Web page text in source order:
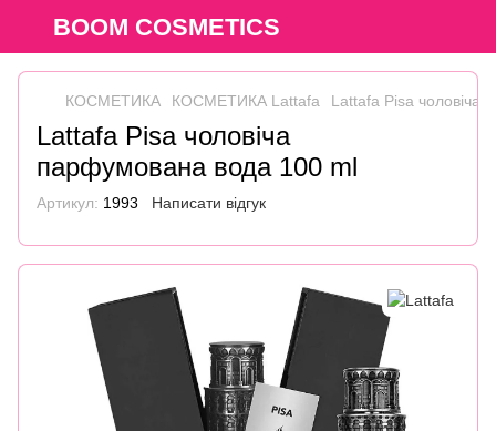
BOOM COSMETICS
КОСМЕТИКА КОСМЕТИКА Lattafa Lattafa Pisa чоловіча
Lattafa Pisa чоловіча
парфумована вода 100 ml
Артикул: 1993 Написати відгук